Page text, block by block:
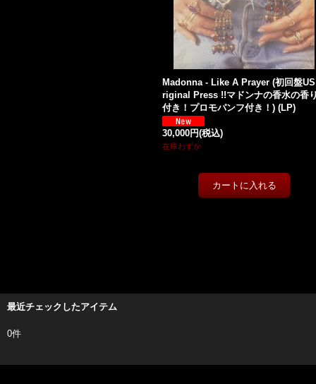
Madonna - Like A Prayer (初回盤
riginal Press !!マドンナの香水の香
付き！プロモパンフ付き！) (LP)
30,000円(税込)
在庫わずか
最近チェックしたアイテム
0件